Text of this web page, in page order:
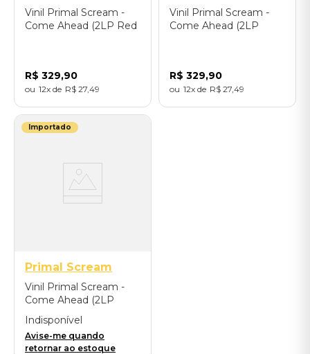
Vinil Primal Scream -
Come Ahead (2LP Red
R$ 329,90
12 R$ 27 49
Vinil Primal Scream -
Come Ahead (2LP
R$ 329,90
12 R$ 27 49
Importado
Primal Scream
Vinil Primal Scream -
Come Ahead (2LP
Black) - Importado
Indisponível
Avise-me quando
retornar ao estoque